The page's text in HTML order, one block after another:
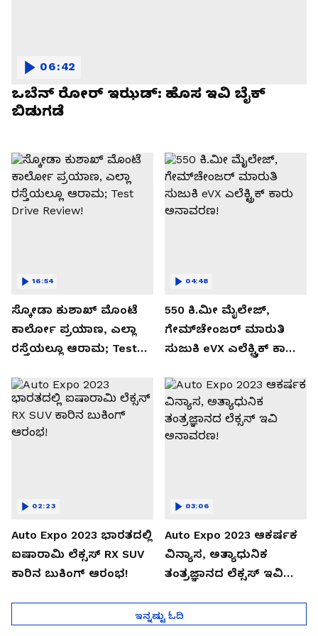
ಒಬೆನ್ ರೋರ್ ಇಝಡ್: ಹೊಸ ಇವಿ ಬೈಕ್
ಬಿಡುಗಡೆ
06:42
ಸ್ಕೋಡಾ ಕುಶಾಖ್ ಮೊಂಟೆ
ಕಾರ್ಲೋ ಪ್ರಯಾಣ, ಎಲ್ಲಾ
ರಸ್ತೆಯಲ್ಲೂ ಆರಾಮ; Test
16:54
550 ಕಿ.ಮೀ ಮೈಲೇಜ್,
ಗೇಮ್‌ಚೇಂಜರ್ ಮಾರುತಿ
ಸುಜುಕಿ eVX ಎಲೆಕ್ಟ್ರಿಕ್ ಕಾರು
04:48
Auto Expo 2023 ಭಾರತದಲ್ಲಿ
ಐಷಾರಾಮಿ ಲೆಕ್ಸಸ್ RX SUV
ಕಾರಿನ ಬುಕಿಂಗ್ ಆರಂಭ!
02:23
Auto Expo 2023 ಆಕರ್ಷಕ
ವಿನ್ಯಾಸ, ಅತ್ಯಾಧುನಿಕ
ತಂತ್ರಜ್ಞಾನದ ಲೆಕ್ಸಸ್ ಇವಿ
03:06
ಇನ್ನಷ್ಟು ಓದಿ